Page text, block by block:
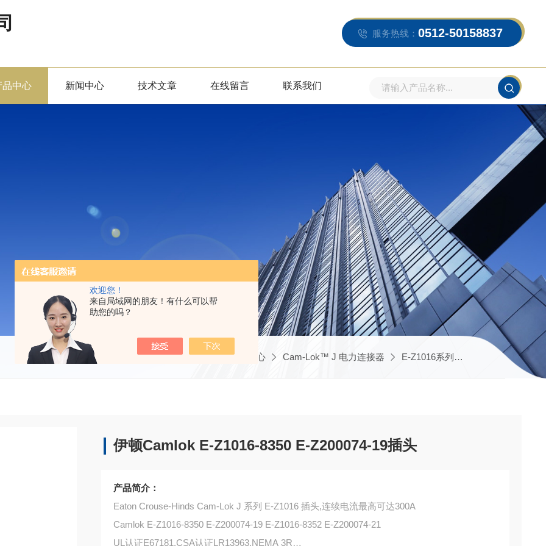
欢迎您！
来自局域网的朋友！有什么可以帮
助您的吗？
服务热线： 0512-50158837
品中心 新闻中心 技术文章 在线留言 联系我们
当前位置：首页 产品中心 Cam-Lok™ J 电力连接器 E-Z1016系列 E-Z1016-8352
伊顿Camlok E-Z1016-8350 E-Z200074-19插头
产品简介：
Eaton Crouse-Hinds Cam-Lok J 系列 E-Z1016 插头,连续电流最高可达300A
Camlok E-Z1016-8350 E-Z200074-19 E-Z1016-8352 E-Z200074-21
UL认证E67181,CSA认证LR13963,NEMA 3R